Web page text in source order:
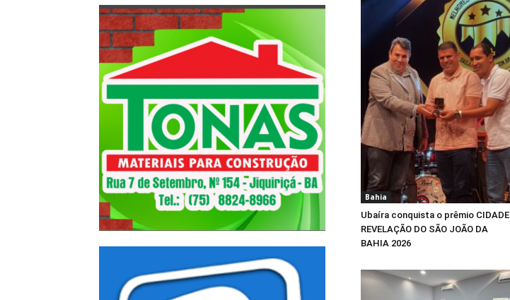
Bahia
Ubaíra conquista o prêmio CIDADE
REVELAÇÃO DO SÃO JOÃO DA
BAHIA 2026